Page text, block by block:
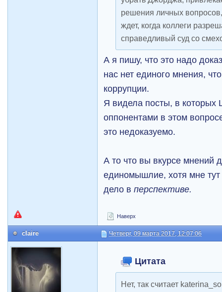
решения личных
ждет, когда коллеги
справедливый суд со
А я пишу, что это надо
нас нет единого мнения,
коррупции.
Я видела посты, в которых
оппонентами в этом
это недоказуемо.
А то что вы вкурсе мнений
единомышлие, хотя мне тут
дело вперспективе.
Наверх
claire Четверг, 09 марта 2017, 12:07:06
Цитата
Нет, так считает